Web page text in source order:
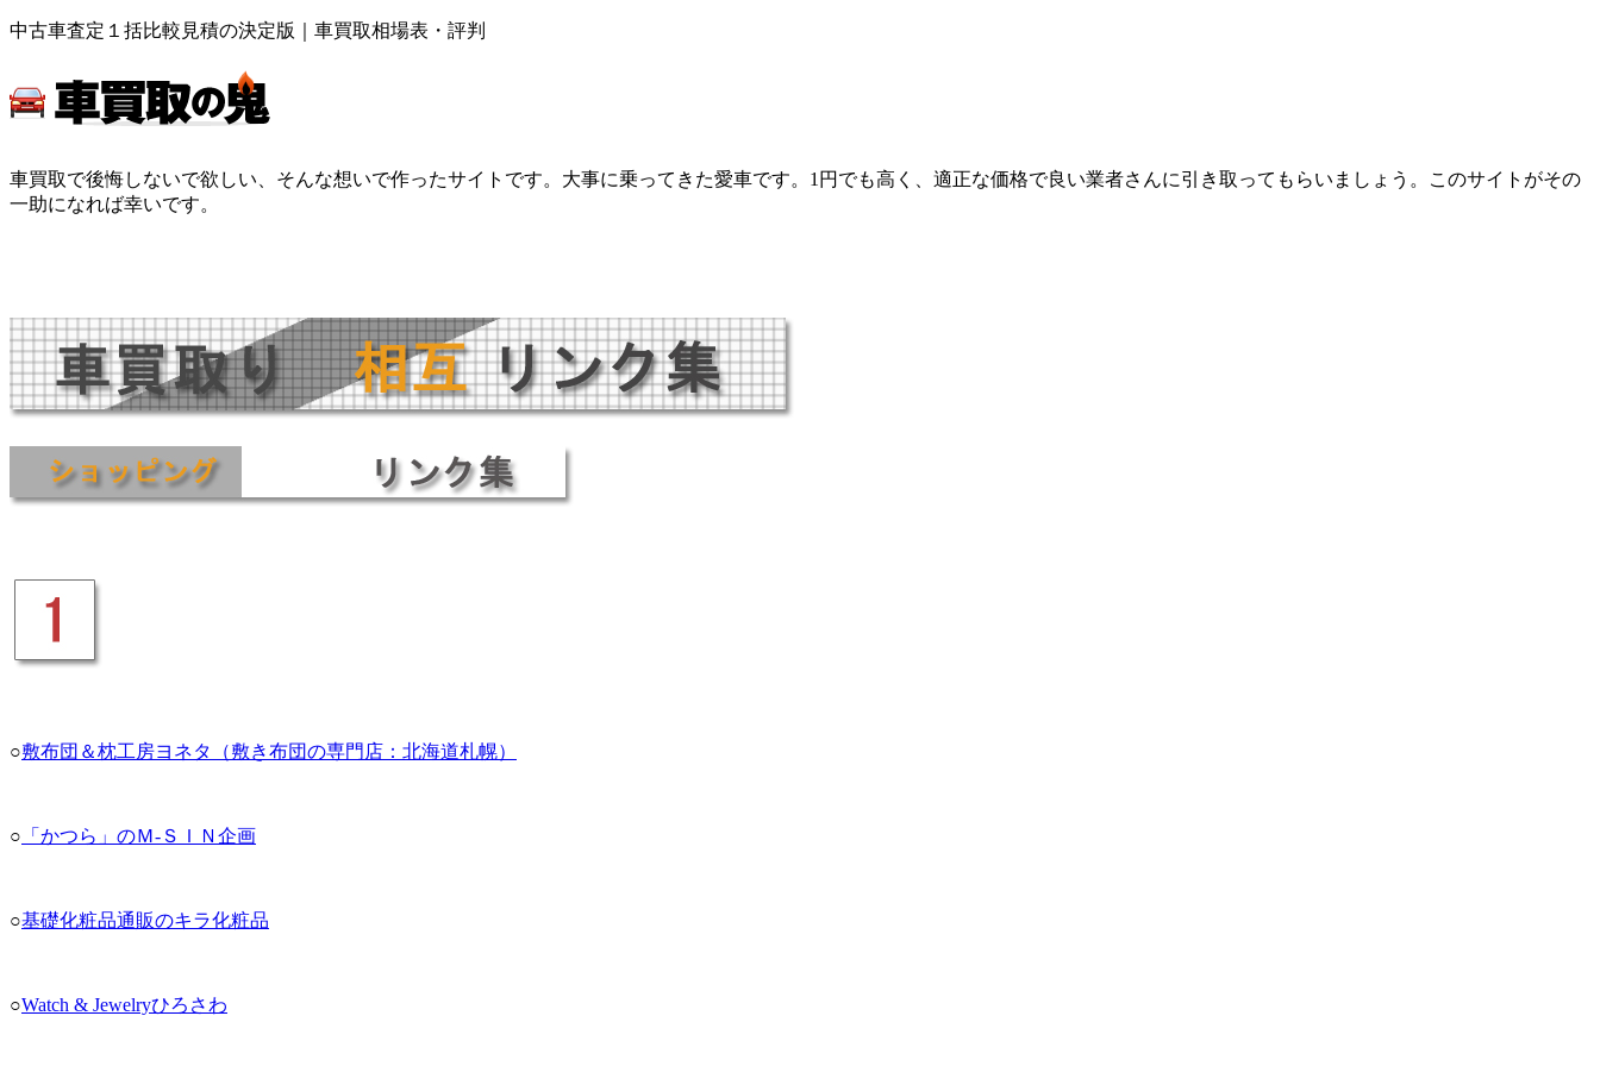
中古車査定１括比較見積の決定版｜車買取相場表・評判
車買取で後悔しないで欲しい、そんな想いで作ったサイトです。大事に乗ってきた愛車です。1円でも高く、適正な価格で良い業者さんに引き取ってもらいましょう。このサイトがその
一助になれば幸いです。
○敷布団＆枕工房ヨネタ（敷き布団の専門店：北海道札幌）
○ 「かつら」のＭ-ＳＩＮ企画
○基礎化粧品通販のキラ化粧品
○Watch & Jewelryひろさわ